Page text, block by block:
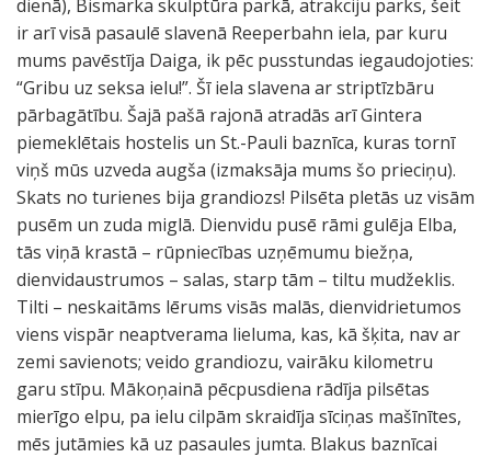
dienā), Bismarka skulptūra parkā, atrakciju parks, šeit
ir arī visā pasaulē slavenā Reeperbahn iela, par kuru
mums pavēstīja Daiga, ik pēc pusstundas iegaudojoties:
“Gribu uz seksa ielu!”. Šī iela slavena ar striptīzbāru
pārbagātību. Šajā pašā rajonā atradās arī Gintera
piemeklētais hostelis un St.-Pauli baznīca, kuras tornī
viņš mūs uzveda augša (izmaksāja mums šo prieciņu).
Skats no turienes bija grandiozs! Pilsēta pletās uz visām
pusēm un zuda miglā. Dienvidu pusē rāmi gulēja Elba,
tās viņā krastā – rūpniecības uzņēmumu biežņa,
dienvidaustrumos – salas, starp tām – tiltu mudžeklis.
Tilti – neskaitāms lērums visās malās, dienvidrietumos
viens vispār neaptverama lieluma, kas, kā šķita, nav ar
zemi savienots; veido grandiozu, vairāku kilometru
garu stīpu. Mākoņainā pēcpusdiena rādīja pilsētas
mierīgo elpu, pa ielu cilpām skraidīja sīciņas mašīnītes,
mēs jutāmies kā uz pasaules jumta. Blakus baznīcai